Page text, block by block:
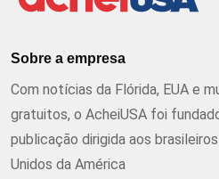
Sobre a empresa
Com notícias da Flórida, EUA e
gratuitos, o AcheiUSA foi
publicação dirigida aos
Unidos da América